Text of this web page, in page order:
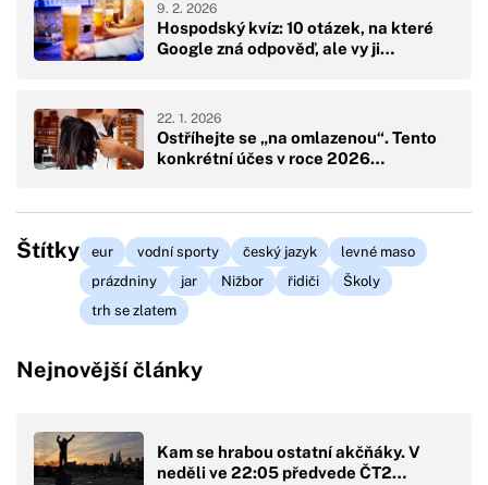
Hospodský kvíz: 10 otázek, na které
Google zná odpověď, ale vy ji…
9. 2. 2026
Ostříhejte se „na omlazenou“. Tento
konkrétní účes v roce 2026…
22. 1. 2026
Štítky eur vodní sporty český jazyk
levné maso
prázdniny
jar Nižbor řidiči
Školy
trh se zlatem
Nejnovější články
Kam se hrabou ostatní akčňáky. V
neděli ve 22:05 předvede ČT2…